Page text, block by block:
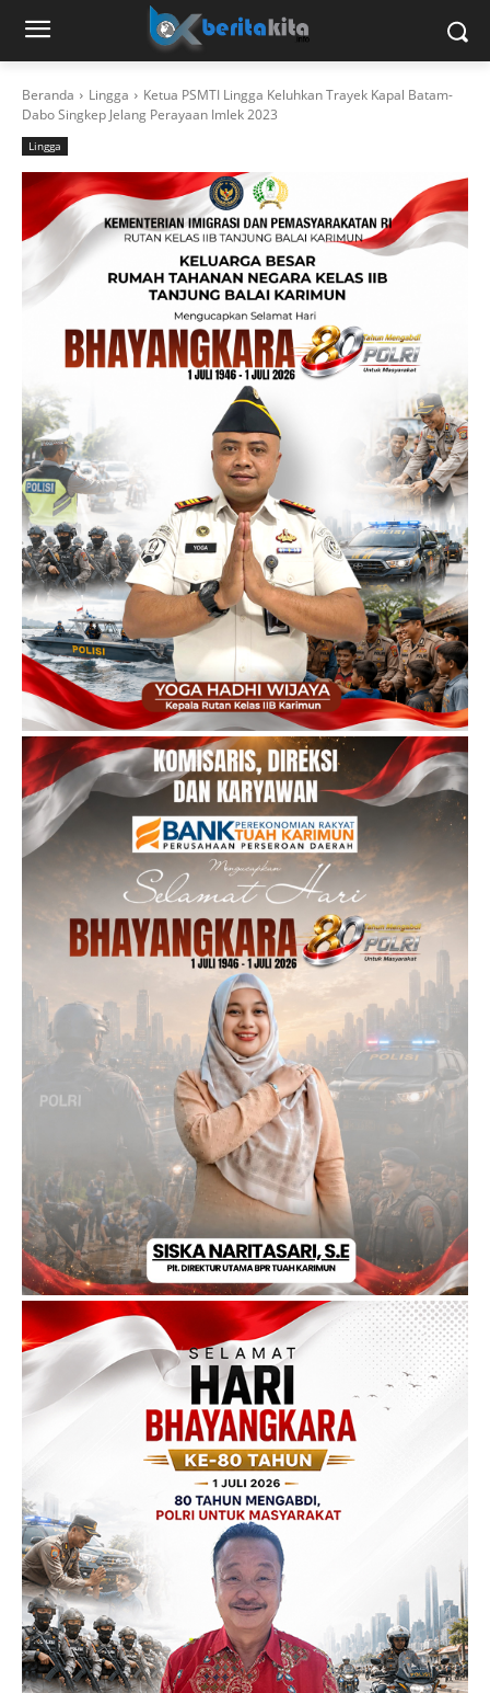
Beranda Lingga
Ketua PSMTI Lingga Keluhkan Trayek Kapal Batam-
Dabo Singkep Jelang Perayaan Imlek 2023
Lingga